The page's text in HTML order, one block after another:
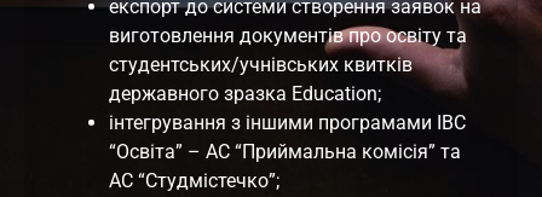
експорт до системи створення заявок на
виготовлення документів про освіту та
студентських/учнівських квитків
державного зразка Education;
інтегрування з іншими програмами ІВС
“Освіта” – АС “Приймальна комісія” та
АС “Студмістечко”;